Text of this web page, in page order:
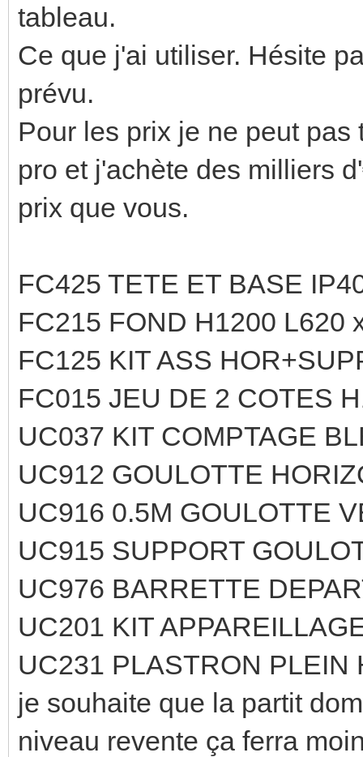
tableau.
Ce que j'ai utiliser. Hésite
prévu.
Pour les prix je ne peut
pro et j'achète des milliers
prix que vous.
FC425 TETE ET BASE
FC215 FOND H1200 L620
FC125 KIT ASS
FC015 JEU DE 2 COTES
UC037 KIT COMPTAGE
UC912 GOULOTTE
UC916 0.5M GOULOTTE
UC915 SUPPORT
UC976 BARRETTE
UC201 KIT
UC231 PLASTRON PLEIN
je souhaite que la partit
niveau revente ça ferra